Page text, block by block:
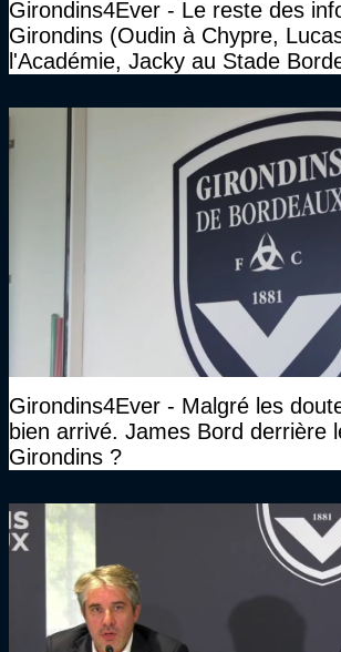
Girondins4Ever - Le reste des
Girondins (Oudin à Chypre,
l'Académie, Jacky au Stade
Girondins4Ever - Malgré les
bien arrivé. James Bord derrière
Girondins ?